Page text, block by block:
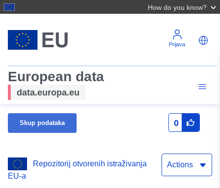
How do you know?
Prijava
European data
data.europa.eu
Skup podataka 0
Repozitorij otvorenih istraživanja
EU-a
Actions